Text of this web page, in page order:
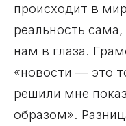
происходит в
реальность
нам в глаза.
«новости — это
решили мне
образом».